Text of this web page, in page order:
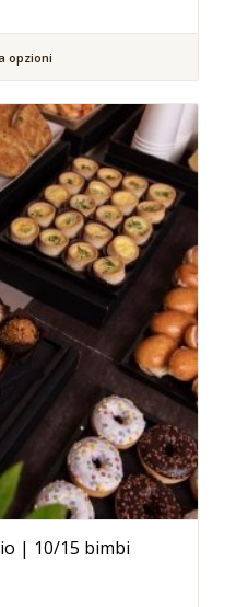
opzioni
| 10/15 bimbi